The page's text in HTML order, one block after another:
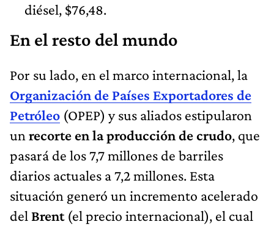
diésel, $76,48.
En el resto del mundo
Por su lado, en el marco internacional, la
Organización de Países Exportadores de
Petróleo (OPEP) y sus aliados estipularon
un recorte en la producción de crudo, que
pasará de los 7,7 millones de barriles
diarios actuales a 7,2 millones. Esta
situación generó un incremento acelerado
del Brent (el precio internacional), el cual